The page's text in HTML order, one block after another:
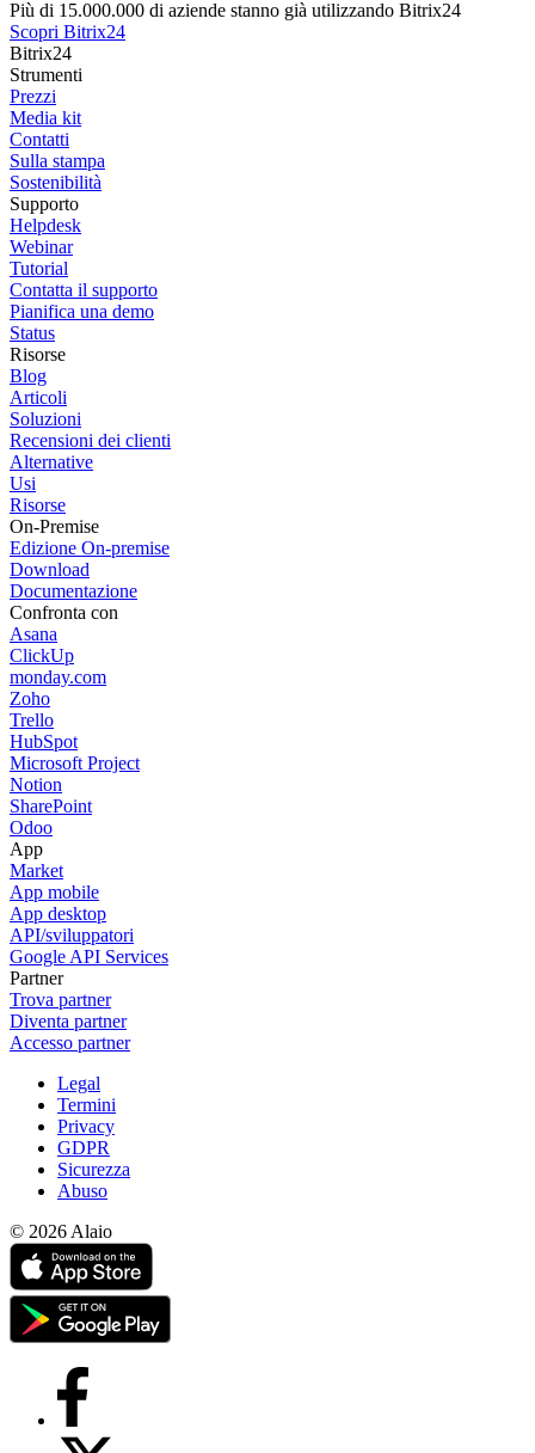
Più di 15.000.000 di aziende stanno già utilizzando Bitrix24
Scopri Bitrix24
Bitrix24
Strumenti
Prezzi
Media kit
Contatti
Sulla stampa
Sostenibilità
Supporto
Helpdesk
Webinar
Tutorial
Contatta il supporto
Pianifica una demo
Status
Risorse
Blog
Articoli
Soluzioni
Recensioni dei clienti
Alternative
Usi
Risorse
On-Premise
Edizione On-premise
Download
Documentazione
Confronta con
Asana
ClickUp
monday.com
Zoho
Trello
HubSpot
Microsoft Project
Notion
SharePoint
Odoo
App
Market
App mobile
App desktop
API/sviluppatori
Google API Services
Partner
Trova partner
Diventa partner
Accesso partner
Legal
Termini
Privacy
GDPR
Sicurezza
Abuso
© 2026 Alaio